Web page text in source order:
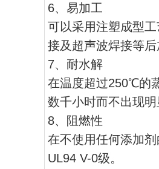
6、易加工
可以采用注塑成型
接及超声波焊接等
7、耐水解
在温度超过250℃的
数千小时而不出现
8、阻燃性
在不使用任何添加
UL94 V-0级。